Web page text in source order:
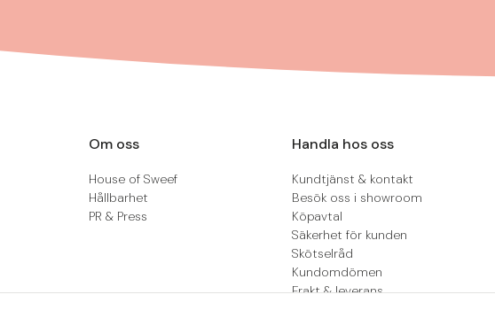
Om oss
House of Sweef
Hållbarhet
PR & Press
Handla hos oss
Kundtjänst & kontakt
Besök oss i showroom
Köpavtal
Säkerhet för kunden
Skötselråd
Kundomdömen
Frakt & leverans